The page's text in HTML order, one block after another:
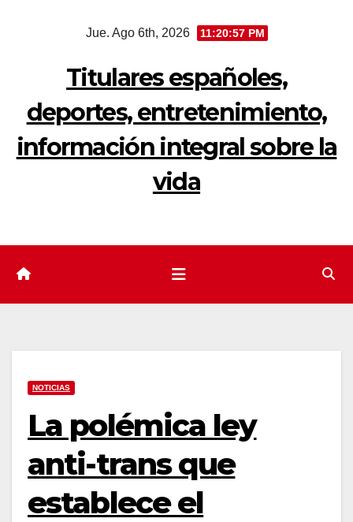
Jue. Ago 6th, 2026 11:20:58 PM
Titulares españoles,
deportes, entretenimiento,
información integral sobre la
vida
NOTICIAS
La polémica ley
anti-trans que
establece el